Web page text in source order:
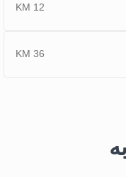
12 KM
36 KM